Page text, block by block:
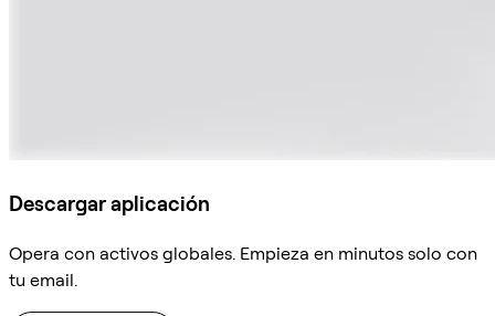
Descargar aplicación
Opera con activos globales. Empieza en minutos solo con
tu email.